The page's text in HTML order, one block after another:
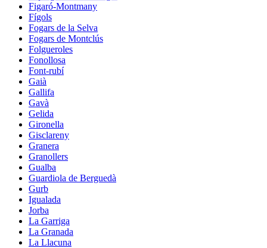
Figaró-Montmany
Fígols
Fogars de la Selva
Fogars de Montclús
Folgueroles
Fonollosa
Font-rubí
Gaià
Gallifa
Gavà
Gelida
Gironella
Gisclareny
Granera
Granollers
Gualba
Guardiola de Berguedà
Gurb
Igualada
Jorba
La Garriga
La Granada
La Llacuna